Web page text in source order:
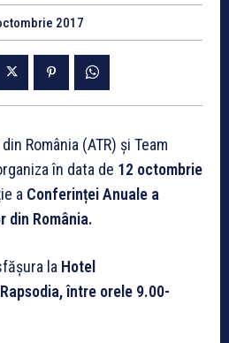
2017
România (ATR) și Team
în data de 12 octombrie
a Conferinței Anuale a
din România.
la Hotel
între orele 9.00-